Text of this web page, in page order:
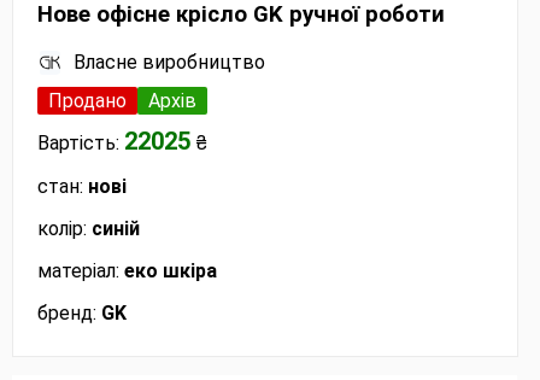
Нове офісне крісло GK ручної роботи
Власне виробництво
Продано
Архів
Вартість: 22025 ₴
стан: нові
колір: синій
матеріал: еко шкіра
бренд: GK